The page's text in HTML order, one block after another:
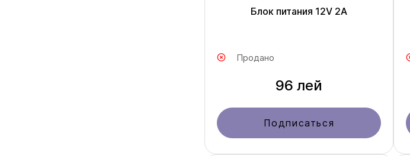
Блок питания 12V 2A
Продано
96 лей
Подписаться